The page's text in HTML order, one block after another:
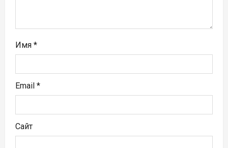
я
Имя *
Email *
Сайт